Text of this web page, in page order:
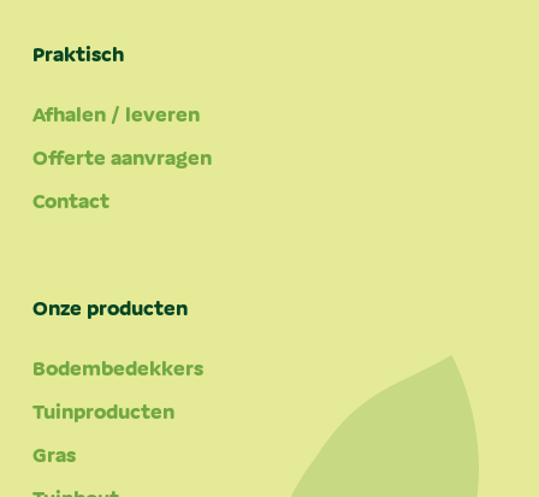
Praktisch
Afhalen / leveren
Offerte aanvragen
Contact
Onze producten
Bodembedekkers
Tuinproducten
Gras